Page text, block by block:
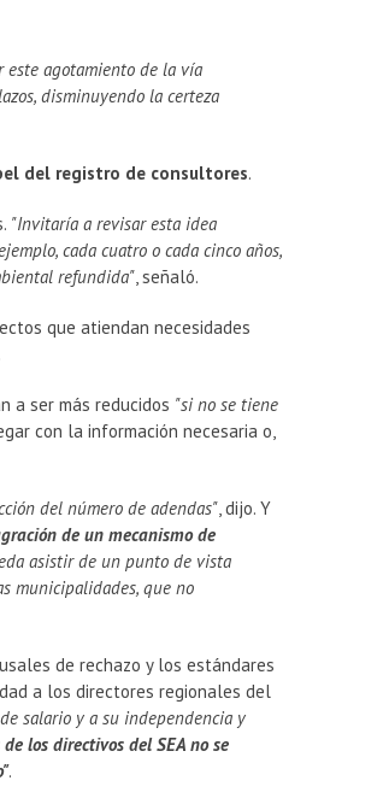
agotamiento de la vía
disminuyendo la certeza
del registro de consultores.
"Invitaría a revisar esta idea
cada cuatro o cada cinco años,
refundida", señaló.
que atiendan necesidades
a ser más reducidos "si no se tiene
con la información necesaria o,
del número de adendas", dijo. Y
de un mecanismo de
asistir de un punto de vista
municipalidades, que no
de rechazo y los estándares
a los directores regionales del
salario y a su independencia y
los directivos del SEA no se
.